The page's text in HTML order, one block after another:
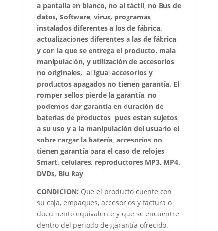
a pantalla en blanco, no al táctil, no Bus de
datos, Software, virus, programas
instalados diferentes a los de fábrica,
actualizaciones diferentes a las de fábrica
y con la que se entrega el producto, mala
manipulación, y utilización de accesorios
no originales, al igual accesorios y
productos apagados no tienen garantía. El
romper sellos pierde la garantía, no
podemos dar garantía en duración de
baterías de productos pues están sujetos
a su uso y a la manipulación del usuario el
sobre cargar la batería, accesorios no
tienen garantía para el caso de relojes
Smart, celulares, reproductores MP3, MP4,
DVDs, Blu Ray
CONDICION: Que el producto cuente con
su caja, empaques, accesorios y factura o
documento equivalente y que se encuentre
dentro del periodo de garantía ofrecido.